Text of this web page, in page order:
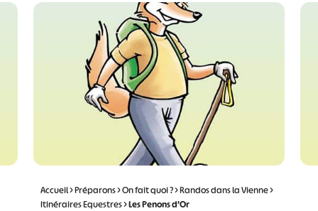
Accueil>Préparons>On fait quoi ?>Randos dans la Vienne>
Itinéraires Equestres>Les Penons d’Or